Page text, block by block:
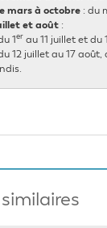
mars à octobre : du
et août :
1er au 11 juillet et du
12 juillet au 17